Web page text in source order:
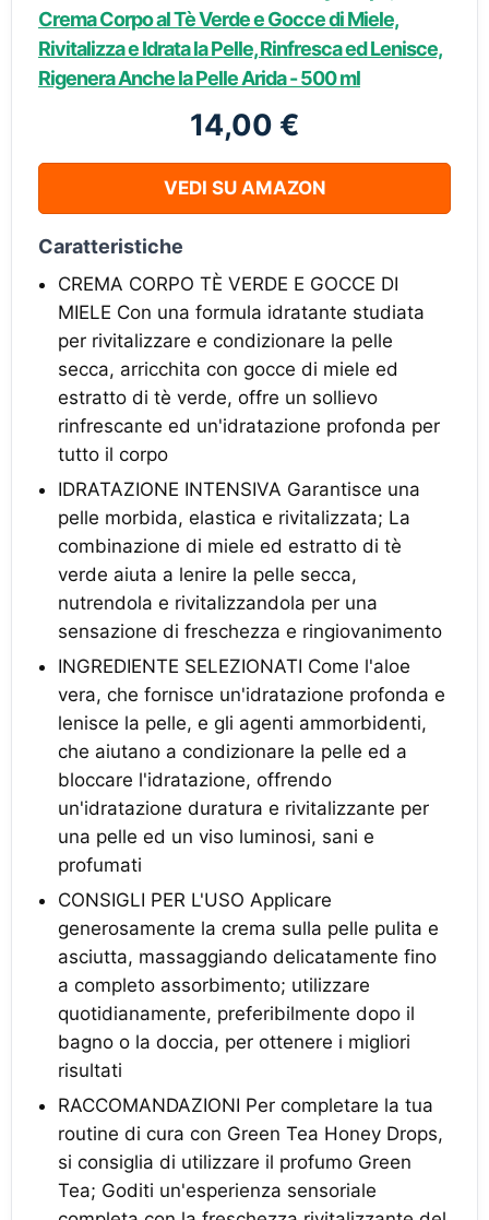
Crema Corpo al Tè Verde e Gocce di Miele,
Rivitalizza e Idrata la Pelle, Rinfresca ed Lenisce,
Rigenera Anche la Pelle Arida - 500 ml
14,00 €
VEDI SU AMAZON
Caratteristiche
CREMA CORPO TÈ VERDE E GOCCE DI
MIELE Con una formula idratante studiata
per rivitalizzare e condizionare la pelle
secca, arricchita con gocce di miele ed
estratto di tè verde, offre un sollievo
rinfrescante ed un'idratazione profonda per
tutto il corpo
IDRATAZIONE INTENSIVA Garantisce una
pelle morbida, elastica e rivitalizzata; La
combinazione di miele ed estratto di tè
verde aiuta a lenire la pelle secca,
nutrendola e rivitalizzandola per una
sensazione di freschezza e ringiovanimento
INGREDIENTE SELEZIONATI Come l'aloe
vera, che fornisce un'idratazione profonda e
lenisce la pelle, e gli agenti ammorbidenti,
che aiutano a condizionare la pelle ed a
bloccare l'idratazione, offrendo
un'idratazione duratura e rivitalizzante per
una pelle ed un viso luminosi, sani e
profumati
CONSIGLI PER L'USO Applicare
generosamente la crema sulla pelle pulita e
asciutta, massaggiando delicatamente fino
a completo assorbimento; utilizzare
quotidianamente, preferibilmente dopo il
bagno o la doccia, per ottenere i migliori
risultati
RACCOMANDAZIONI Per completare la tua
routine di cura con Green Tea Honey Drops,
si consiglia di utilizzare il profumo Green
Tea; Goditi un'esperienza sensoriale